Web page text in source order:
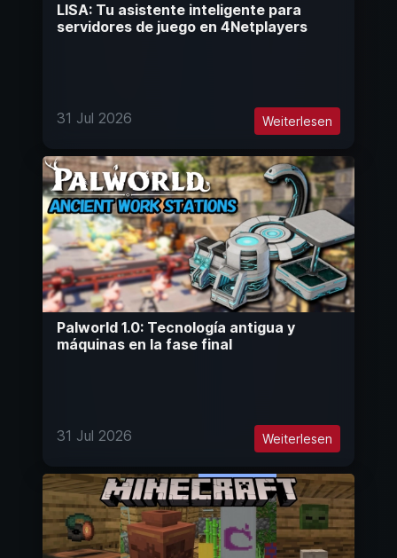
LISA: Tu asistente inteligente para
servidores de juego en 4Netplayers
31 Jul 2026 Weiterlesen
Palworld 1.0: Tecnología antigua y
máquinas en la fase final
31 Jul 2026 Weiterlesen